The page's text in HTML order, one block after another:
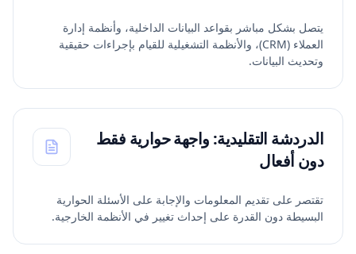
يتصل بشكل مباشر بقواعد البيانات الداخلية، وأنظمة إدارة
العملاء (CRM)، والأنظمة التشغيلية للقيام بإجراءات حقيقية
وتحديث البيانات.
الدردشة التقليدية: واجهة حوارية فقط
دون أفعال
تقتصر على تقديم المعلومات والإجابة على الأسئلة الحوارية
البسيطة دون القدرة على إحداث تغيير في الأنظمة الخارجية.